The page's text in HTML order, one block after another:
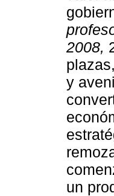
2008,
y
un